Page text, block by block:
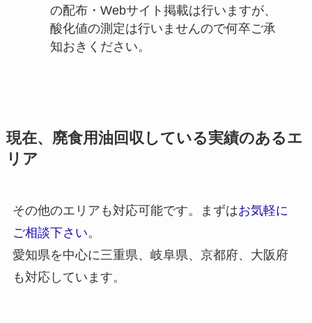
の配布・Webサイト掲載は行いますが、
酸化値の測定は行いませんので何卒ご承
知おきください。
現在、廃食用油回収している実績のあるエ
リア
その他のエリアも対応可能です。まずはお気軽に
ご相談下さい。
愛知県を中心に三重県、岐阜県、京都府、大阪府
も対応しています。